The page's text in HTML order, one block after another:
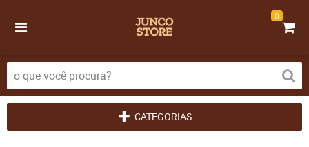
0
CATEGORIAS